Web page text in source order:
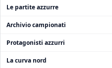
Le partite azzurre
Archivio campionati
Protagonisti azzurri
La curva nord